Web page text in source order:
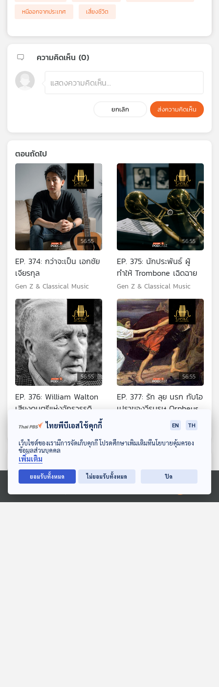
ดาวน์โหลด Thai PBS Podcast Application
Ⓒ 2020 องค์การกระจายเสียงและแพร่ภาพสาธารณะแห่งประเทศไทย
หนีออกจากประเทศ
เสี่ยงชีวิต
ความคิดเห็น (0)
ยกเลิก ส่งความคิดเห็น
ตอนถัดไป
56:55
EP. 374: กว่าจะเป็น เอกชัย
เจียรกุล
Gen Z & Classical Music
56:55
EP. 375: นักประพันธ์ ผู้
ทำให้ Trombone เฉิดฉาย
Gen Z & Classical Music
56:55
EP. 376: William Walton
เสียงดนตรีแห่งจักรวรรดิ
Gen Z & Classical Music
56:55
EP. 377: รัก ลุย นรก กับโอ
เปราของวีรบุรุษ Orpheus
Gen Z & Classical Music
ตอนที่เกี่ยวข้อง
ไทยพีบีเอสใช้คุกกี้ EN TH
เว็บไซต์ของเรามีการจัดเก็บคุกกี้ โปรดศึกษาเพิ่มเติมที่นโยบายคุ้มครอง
ข้อมูลส่วนบุคคล
เพิ่มเติม
ยอมรับทั้งหมด ไม่ยอมรับทั้งหมด ปิด